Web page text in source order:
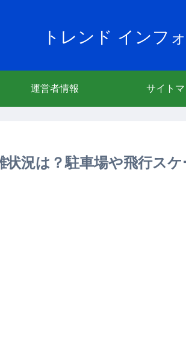
トレンド インフォ
運営者情報 サイト
況は？駐車場や飛行スケ